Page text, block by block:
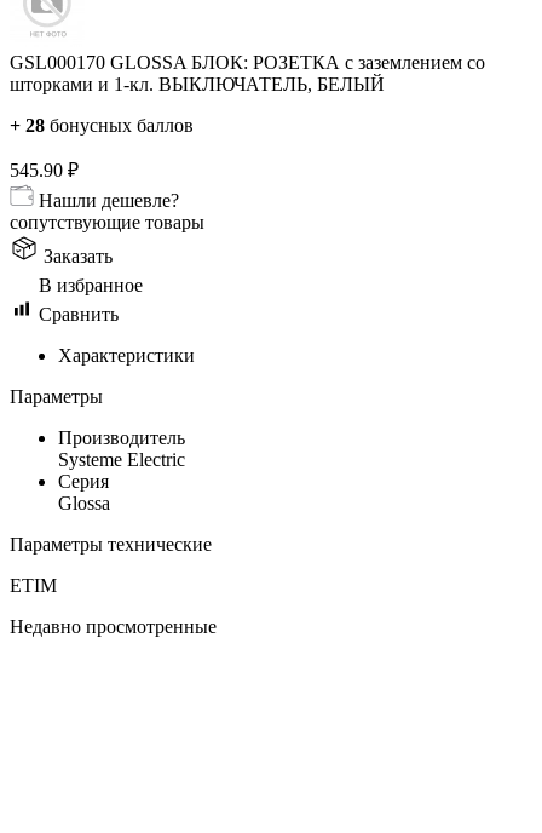
GSL000170 GLOSSA БЛОК: РОЗЕТКА с заземлением со
шторками и 1-кл. ВЫКЛЮЧАТЕЛЬ, БЕЛЫЙ
+ 28 бонусных баллов
545.90 ₽
Нашли дешевле?
сопутствующие товары
Заказать
В избранное
Сравнить
Характеристики
Параметры
Производитель
Systeme Electric
Серия
Glossa
Параметры технические
ETIM
Недавно просмотренные